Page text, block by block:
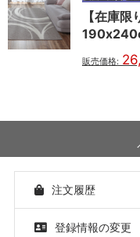
【在庫
販売価格:
注文履歴
登録情報の変更